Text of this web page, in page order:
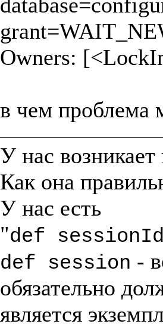
Owners:
У нас
Как она
У нас есть
"def
def session -
обязательно
является